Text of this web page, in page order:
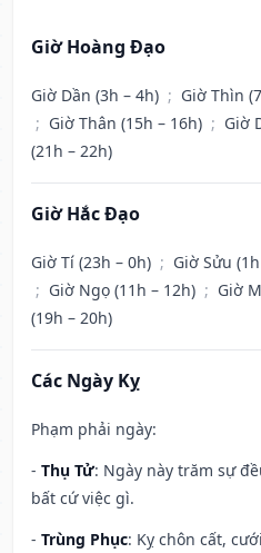
Giờ Hoàng Đạo
Giờ Dần (3h – 4h) ; Giờ Thìn
; Giờ Thân (15h – 16h) ; Giờ
(21h – 22h)
Giờ Hắc Đạo
Giờ Tí (23h – 0h) ; Giờ Sửu
; Giờ Ngọ (11h – 12h) ; Giờ
(19h – 20h)
Các Ngày Kỵ
Phạm phải ngày:
- Thụ Tử: Ngày này trăm sự
bất cứ việc gì.
- Trùng Phục: Kỵ chôn cất,